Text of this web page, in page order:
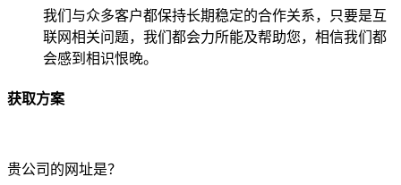
我们与众多客户都保持长期稳定的合作关系，只要是互
联网相关问题，我们都会力所能及帮助您，相信我们都
会感到相识恨晚。
获取方案
贵公司的网址是？